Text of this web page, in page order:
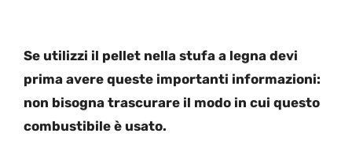
Se utilizzi il pellet nella stufa a legna devi
prima avere queste importanti informazioni:
non bisogna trascurare il modo in cui questo
combustibile è usato.